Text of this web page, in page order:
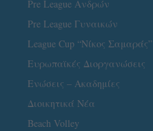
Pre League Ανδρών
Pre League Γυναικών
League Cup “Νίκος Σαμαράς”
Ευρωπαϊκές Διοργανώσεις
Ενώσεις – Ακαδημίες
Διοικητικά Νέα
Beach Volley